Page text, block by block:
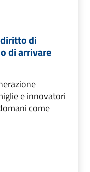
di
di arrivare
e innovatori
come